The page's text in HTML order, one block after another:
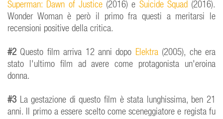
Superman: Dawn of Justice(2016) e Suicide Squad (2016).
Wonder Womanè però il primo fra questi a meritarsi le
recensioni positive della critica.
#2 Questo film arriva 12 anni dopo Elektra (2005), che era
stato l'ultimo film ad avere come protagonista un'eroina
donna.
#3 La gestazione di questo film è stata lunghissima, ben 21
anni. Il primo a essere scelto come sceneggiatore e regista fu